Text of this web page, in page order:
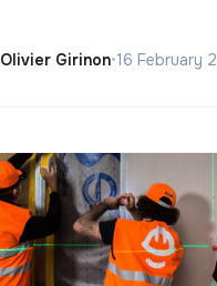
Olivier Girinon•16 February